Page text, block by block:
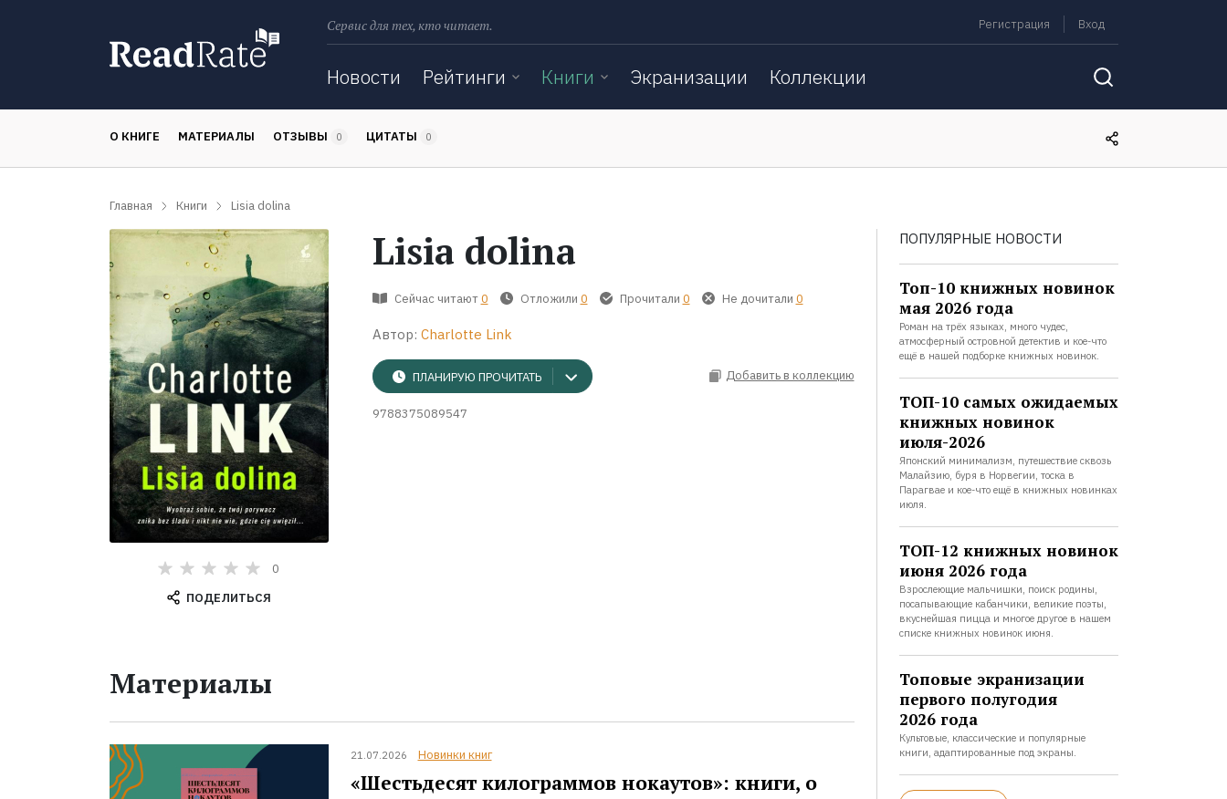
Сервис для тех, кто читает. Регистрация Вход
Новости Рейтинги Книги Экранизации Коллекции
О КНИГЕ МАТЕРИАЛЫ ОТЗЫВЫ 0 ЦИТАТЫ 0
Главная Книги Lisia dolina
0
ПОДЕЛИТЬСЯ
Lisia dolina
Сейчас читают 0 Отложили 0 Прочитали 0 Не дочитали 0
Автор: Charlotte Link
ПЛАНИРУЮ ПРОЧИТАТЬ Добавить в коллекцию
9788375089547
Материалы
21.07.2026 Новинки книг
«Шестьдесят килограммов нокаутов»: книги, о
ПОПУЛЯРНЫЕ НОВОСТИ
Топ-10 книжных новинок
мая 2026 года
Роман на трёх языках, много чудес,
атмосферный островной детектив и кое-что
ещё в нашей подборке книжных новинок.
ТОП-10 самых ожидаемых
книжных новинок
июля-2026
Японский минимализм, путешествие сквозь
Малайзию, буря в Норвегии, тоска в
Парагвае и кое-что ещё в книжных новинках
июля.
ТОП-12 книжных новинок
июня 2026 года
Взрослеющие мальчишки, поиск родины,
посапывающие кабанчики, великие поэты,
вкуснейшая пицца и многое другое в нашем
списке книжных новинок июня.
Топовые экранизации
первого полугодия
2026 года
Культовые, классические и популярные
книги, адаптированные под экраны.